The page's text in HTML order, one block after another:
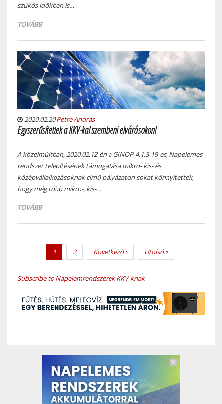
szűkös időkben is…
TOVÁBB
2020.02.20Petre András
Egyszerűsítettek a KKV-kal szembeni elvárásokon!
A közelmúltban, 2020.02.12-én a GINOP-4.1.3-19-es, Napelemes
rendszer telepítésének támogatása mikro- kis- és
középvállalkozásoknak című pályázaton sokat könnyítettek,
hogy még több mikro-, kis-…
TOVÁBB
Current
page
1 Page
2
Next
page
Következő ›
Last
page
Utolsó »
Subscribe to Napelemrendszerek KKV-knak